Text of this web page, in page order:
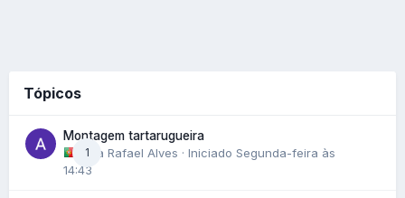
Tópicos
1
Montagem tartarugueira
Ana Rafael Alves · Iniciado Segunda-feira às
14:43